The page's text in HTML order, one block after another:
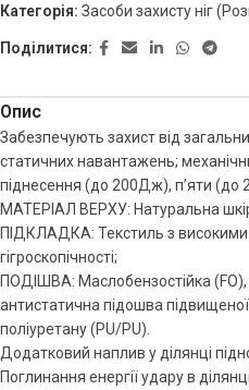
Категорія: Засоби захисту ніг
Поділитися:
Опис
Забезпечують захист від
статичних навантажень;
піднесення (до 200Дж), п’яти (до
МАТЕРІАЛ ВЕРХУ: Натуральна
ПІДКЛАДКА: Текстиль з високими
гігроскопічності;
ПОДІШВА: Маслобензостійка
антистатична підошва
поліуретану (PU/PU).
Додатковий наплив у ділянці
Поглинання енергії удару в